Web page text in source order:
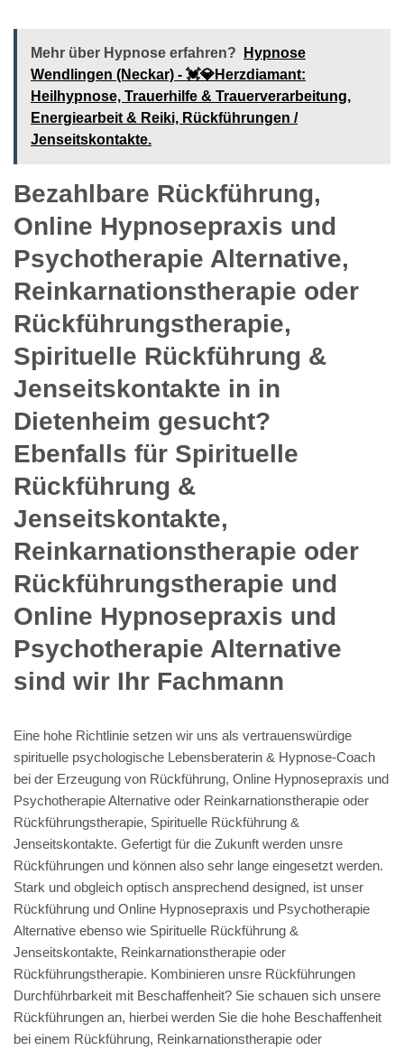
Mehr über Hypnose erfahren?
Hypnose
Wendlingen (Neckar) - 💓️💎Herzdiamant:
Heilhypnose, Trauerhilfe & Trauerverarbeitung,
Energiearbeit & Reiki, Rückführungen /
Jenseitskontakte.
Bezahlbare Rückführung,
Online Hypnosepraxis und
Psychotherapie Alternative,
Reinkarnationstherapie oder
Rückführungstherapie,
Spirituelle Rückführung &
Jenseitskontakte in in
Dietenheim gesucht?
Ebenfalls für Spirituelle
Rückführung &
Jenseitskontakte,
Reinkarnationstherapie oder
Rückführungstherapie und
Online Hypnosepraxis und
Psychotherapie Alternative
sind wir Ihr Fachmann
Eine hohe Richtlinie setzen wir uns als vertrauenswürdige
spirituelle psychologische Lebensberaterin & Hypnose-Coach
bei der Erzeugung von Rückführung, Online Hypnosepraxis und
Psychotherapie Alternative oder Reinkarnationstherapie oder
Rückführungstherapie, Spirituelle Rückführung &
Jenseitskontakte. Gefertigt für die Zukunft werden unsre
Rückführungen und können also sehr lange eingesetzt werden.
Stark und obgleich optisch ansprechend designed, ist unser
Rückführung und Online Hypnosepraxis und Psychotherapie
Alternative ebenso wie Spirituelle Rückführung &
Jenseitskontakte, Reinkarnationstherapie oder
Rückführungstherapie. Kombinieren unsre Rückführungen
Durchführbarkeit mit Beschaffenheit? Sie schauen sich unsere
Rückführungen an, hierbei werden Sie die hohe Beschaffenheit
bei einem Rückführung, Reinkarnationstherapie oder